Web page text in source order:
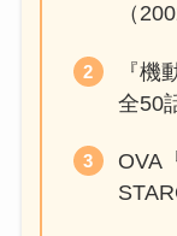
（
『機
全50
OVA